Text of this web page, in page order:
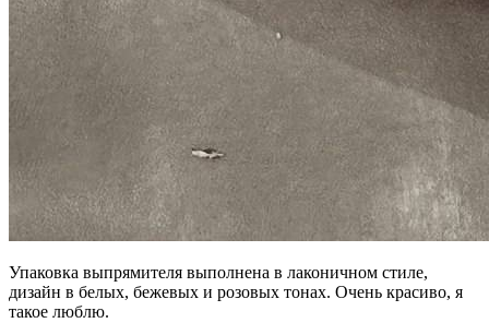
Упаковка выпрямителя выполнена в лаконичном стиле,
дизайн в белых, бежевых и розовых тонах. Очень красиво, я
такое люблю.